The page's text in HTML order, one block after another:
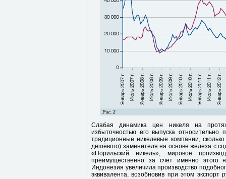
Слабая динамика цен никеля на
избыточностью его выпуска
традиционные никелевые компании,
дешёвого) заменителя на основе железа с
«Норильский никель», мировое
преимущественно за счёт именно этого
Индонезия увеличила производство
эквивалента, возобновив при этом